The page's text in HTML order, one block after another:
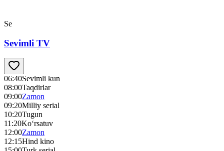
Se
Sevimli TV
06:40Sevimli kun
08:00Taqdirlar
09:00Zamon
09:20Milliy serial
10:20Tugun
11:20Ko‘rsatuv
12:00Zamon
12:15Hind kino